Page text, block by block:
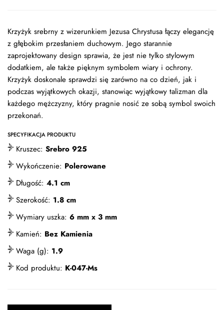
Krzyżyk srebrny z wizerunkiem Jezusa Chrystusa łączy elegancję
z głębokim przesłaniem duchowym. Jego starannie
zaprojektowany design sprawia, że jest nie tylko stylowym
dodatkiem, ale także pięknym symbolem wiary i ochrony.
Krzyżyk doskonale sprawdzi się zarówno na co dzień, jak i
podczas wyjątkowych okazji, stanowiąc wyjątkowy talizman dla
każdego mężczyzny, który pragnie nosić ze sobą symbol swoich
przekonań.
SPECYFIKACJA PRODUKTU
Kruszec: Srebro 925
Wykończenie: Polerowane
Długość: 4.1 cm
Szerokość: 1.8 cm
Wymiary uszka: 6 mm x 3 mm
Kamień: Bez Kamienia
Waga (g): 1.9
Kod produktu: K-047-Ms